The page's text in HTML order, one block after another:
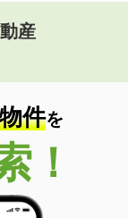
産
件を
！